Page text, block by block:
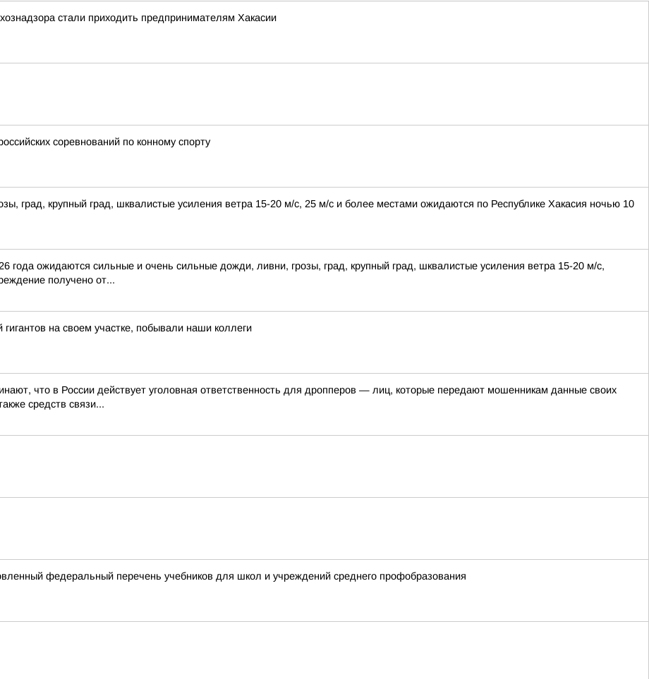
стали приходить предпринимателям Хакасии
соревнований по конному спорту
град, крупный град, шквалистые усиления ветра 15-20 м/с, 25 м/с и более местами ожидаются по Республике Хакасия ночью 10
года ожидаются сильные и очень сильные дожди, ливни, грозы, град, крупный град, шквалистые усиления ветра 15-20 м/с,
получено от...
на своем участке, побывали наши коллеги
что в России действует уголовная ответственность для дропперов — лиц, которые передают мошенникам данные своих
средств связи...
федеральный перечень учебников для школ и учреждений среднего профобразования